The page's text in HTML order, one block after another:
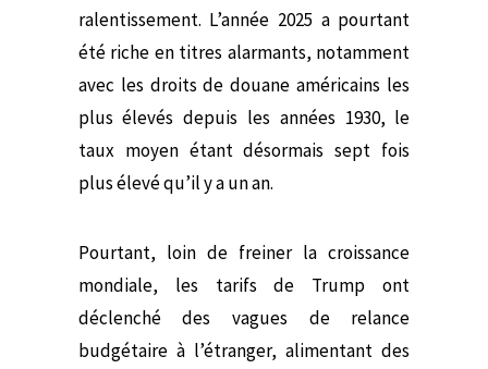
ralentissement. L’année 2025 a pourtant
été riche en titres alarmants, notamment
avec les droits de douane américains les
plus élevés depuis les années 1930, le
taux moyen étant désormais sept fois
plus élevé qu’il y a un an.
Pourtant, loin de freiner la croissance
mondiale, les tarifs de Trump ont
déclenché des vagues de relance
budgétaire à l’étranger, alimentant des